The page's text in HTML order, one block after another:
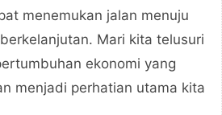
menemukan jalan menuju
Mari kita telusuri
ekonomi yang
menjadi perhatian utama kita